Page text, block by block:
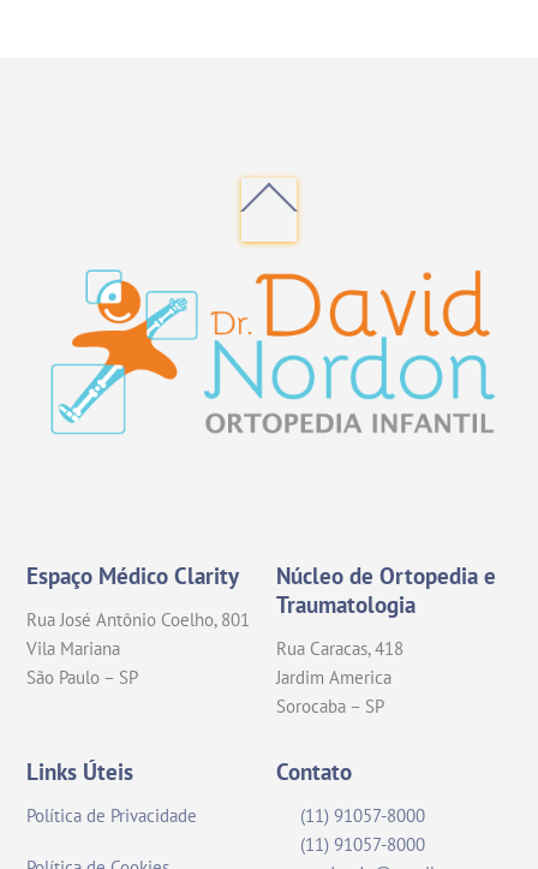
To
Espaço Médico Clarity
Rua José Antônio Coelho, 801
Vila Mariana
São Paulo – SP
Núcleo de Ortopedia e
Traumatologia
Rua Caracas, 418
Jardim America
Sorocaba – SP
Links Úteis
Política de Privacidade
Contato
(11) 91057-8000
(11) 91057-8000